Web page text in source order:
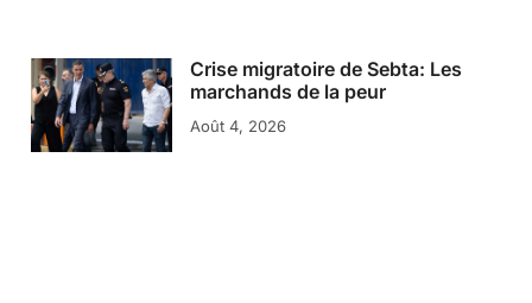
Crise migratoire de Sebta: Les
marchands de la peur
Août 4, 2026